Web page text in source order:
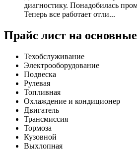
диагностику. Понадобилась
Теперь все работает отли...
Прайс лист на
Техобслуживание
Электрооборудование
Подвеска
Рулевая
Топливная
Охлаждение и кондиционер
Двигатель
Трансмиссия
Тормоза
Кузовной
Выхлопная